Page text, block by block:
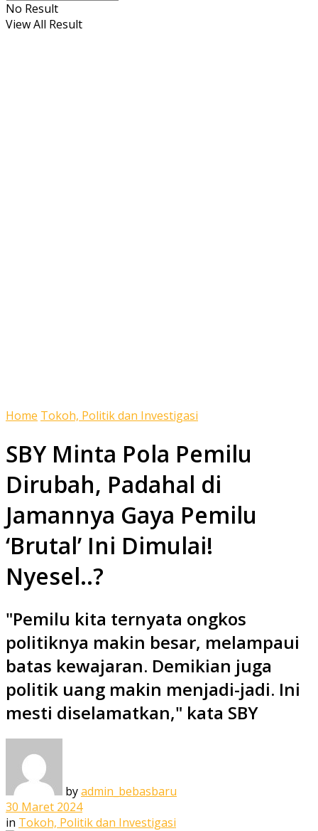
No Result
View All Result
Home Tokoh, Politik dan Investigasi
SBY Minta Pola Pemilu
Dirubah, Padahal di
Jamannya Gaya Pemilu
‘Brutal’ Ini Dimulai!
Nyesel..?
"Pemilu kita ternyata ongkos
politiknya makin besar, melampaui
batas kewajaran. Demikian juga
politik uang makin menjadi-jadi. Ini
mesti diselamatkan," kata SBY
byadmin_bebasbaru
30 Maret 2024
in Tokoh, Politik dan Investigasi